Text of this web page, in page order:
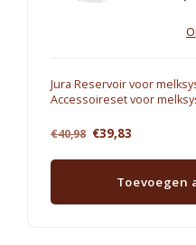
Jura Reservoir voor
Accessoireset voor
€40,98 €39,83
Toevoegen